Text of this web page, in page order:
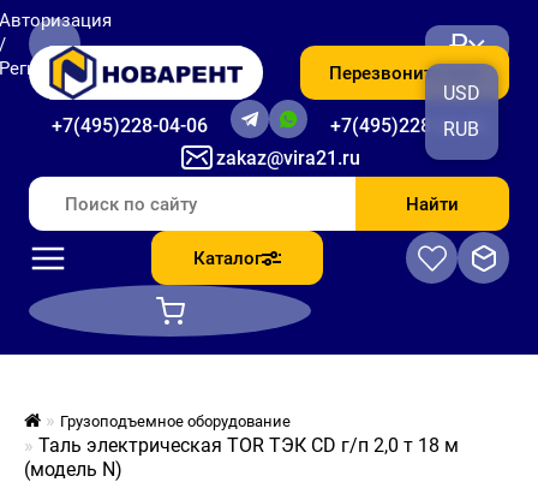
zakaz@vira21.ru
+7(495)228-04-06 +7(495)228-06-56
Перезвоните мне
₽
USD
RUB
Найти
Каталог
Грузоподъемное оборудование
Таль электрическая TOR ТЭК CD г/п 2,0 т 18 м
(модель N)